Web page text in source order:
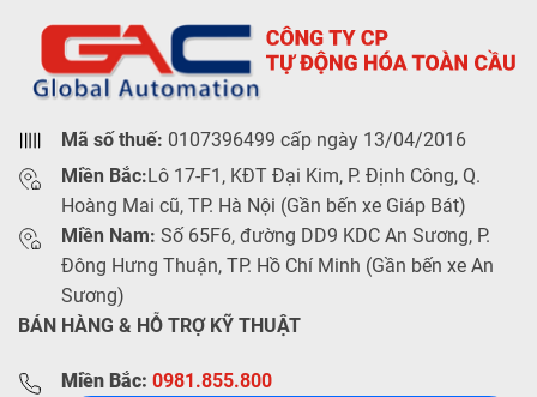
Mã số thuế: 0107396499 cấp ngày 13/04/2016
Miền Bắc:Lô 17-F1, KĐT Đại Kim, P. Định Công, Q.
Hoàng Mai cũ, TP. Hà Nội (Gần bến xe Giáp Bát)
Miền Nam: Số 65F6, đường DD9 KDC An Sương, P.
Đông Hưng Thuận, TP. Hồ Chí Minh (Gần bến xe An
Sương)
BÁN HÀNG & HỖ TRỢ KỸ THUẬT
Miền Bắc: 0981.855.800